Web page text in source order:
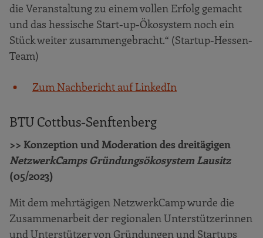
die Veranstaltung zu einem vollen Erfolg gemacht
und das hessische Start-up-Ökosystem noch ein
Stück weiter zusammengebracht.“ (Startup-Hessen-
Team)
Zum Nachbericht auf LinkedIn
BTU Cottbus-Senftenberg
>> Konzeption und Moderation des dreitägigen
NetzwerkCamps Gründungsökosystem Lausitz
(05/2023)
Mit dem mehrtägigen NetzwerkCamp wurde die
Zusammenarbeit der regionalen Unterstützerinnen
und Unterstützer von Gründungen und Startups